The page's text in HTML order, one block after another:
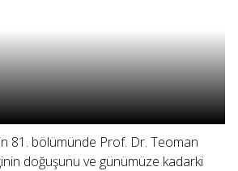
81. bölümünde Prof. Dr. Teoman
doğuşunu ve günümüze kadarki